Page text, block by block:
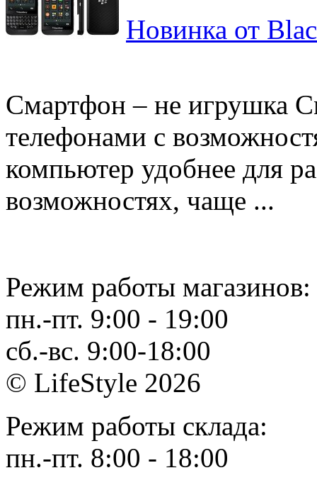
Новинка от
Смартфон – не игрушка
телефонами с
компьютер удобнее для
возможностях, чаще ...
Режим работы магазинов:
пн.-пт. 9:00 - 19:00
сб.-вс. 9:00-18:00
© LifeStyle 2026
Режим работы склада:
пн.-пт. 8:00 - 18:00